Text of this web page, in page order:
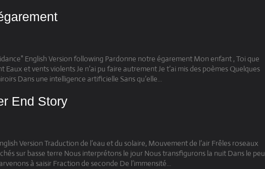
English Version following Pardonne notre égarement Mon enfant , Toi que
Eaux et vents violents Je n’ai pu faire autrement Je t’ai mis des poèmes Quelques
Dans une intelligence artificielle Sans qu’elle...
End Story
Version Traduction de l’eau et du solaire, Mouvement de l’air Frêles roseaux
sur basse terre Nous interprétons le jour Nous transfigurons la nuit Dans le peu
à saisir Fraction de seconde De l’immensité...